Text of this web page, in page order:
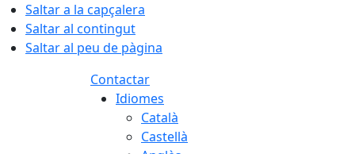
Saltar a la capçalera
Saltar al contingut
Saltar al peu de pàgina
Contactar
Idiomes
Català
Castellà